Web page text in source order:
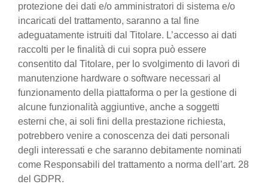
protezione dei dati e/o amministratori di sistema e/o
incaricati del trattamento, saranno a tal fine
adeguatamente istruiti dal Titolare. L’accesso ai dati
raccolti per le finalità di cui sopra può essere
consentito dal Titolare, per lo svolgimento di lavori di
manutenzione hardware o software necessari al
funzionamento della piattaforma o per la gestione di
alcune funzionalità aggiuntive, anche a soggetti
esterni che, ai soli fini della prestazione richiesta,
potrebbero venire a conoscenza dei dati personali
degli interessati e che saranno debitamente nominati
come Responsabili del trattamento a norma dell’art. 28
del GDPR.